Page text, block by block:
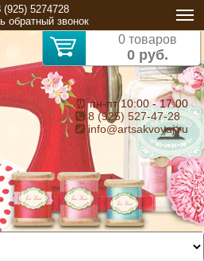
5274728
обратный звонок
0 товаров
0 руб.
⏰ пн-пт 10:00 - 17:00
8 (925) 527-47-28
info@artsakvoyaj.ru